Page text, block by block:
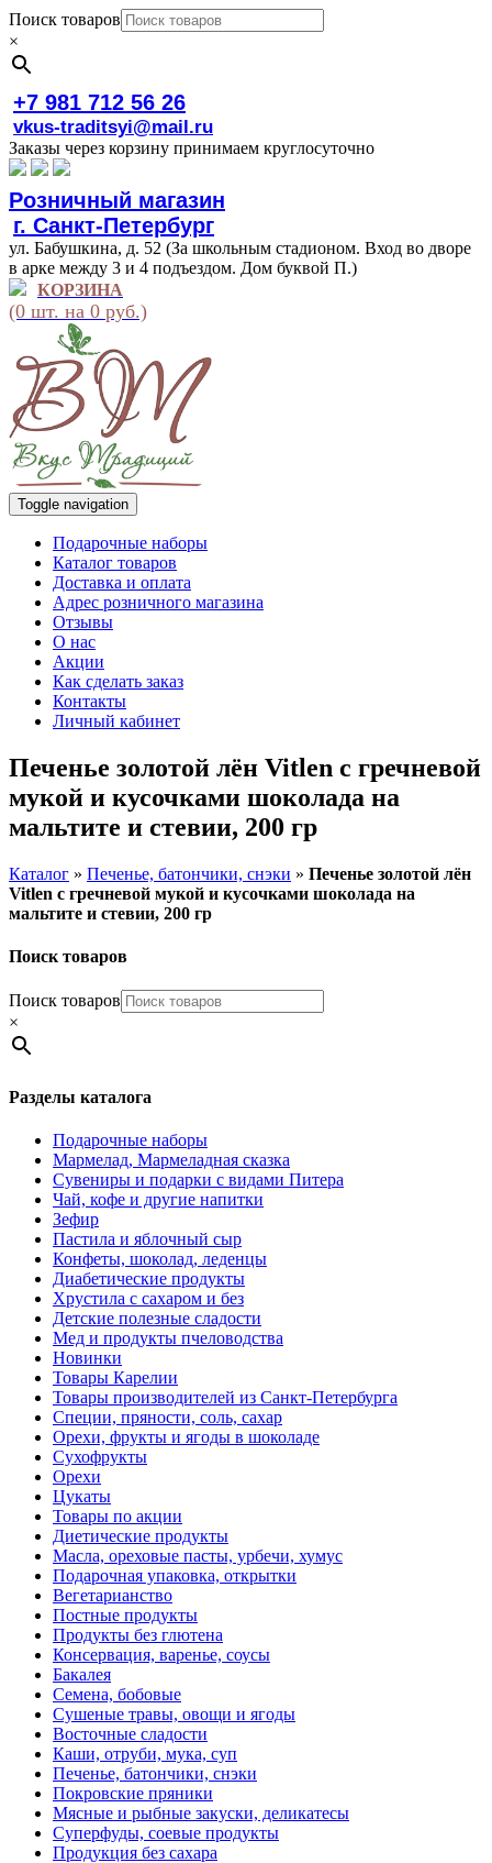
Поиск товаров
×
+7 981 712 56 26
vkus-traditsyi@mail.ru
Заказы через корзину принимаем круглосуточно
Розничный магазин
г. Санкт-Петербург
ул. Бабушкина, д. 52 (За школьным стадионом. Вход во дворе
в арке между 3 и 4 подъездом. Дом буквой П.)
КОРЗИНА
(0 шт. на 0 руб.)
Toggle navigation
Подарочные наборы
Каталог товаров
Доставка и оплата
Адрес розничного магазина
Отзывы
О нас
Акции
Как сделать заказ
Контакты
Личный кабинет
Печенье золотой лён Vitlen с гречневой
мукой и кусочками шоколада на
мальтите и стевии, 200 гр
Каталог » Печенье, батончики, снэки » Печенье золотой лён
Vitlen с гречневой мукой и кусочками шоколада на
мальтите и стевии, 200 гр
Поиск товаров
Поиск товаров
×
Разделы каталога
Подарочные наборы
Мармелад, Мармеладная сказка
Сувениры и подарки с видами Питера
Чай, кофе и другие напитки
Зефир
Пастила и яблочный сыр
Конфеты, шоколад, леденцы
Диабетические продукты
Хрустила с сахаром и без
Детские полезные сладости
Мед и продукты пчеловодства
Новинки
Товары Карелии
Товары производителей из Санкт-Петербурга
Специи, пряности, соль, сахар
Орехи, фрукты и ягоды в шоколаде
Сухофрукты
Орехи
Цукаты
Товары по акции
Диетические продукты
Масла, ореховые пасты, урбечи, хумус
Подарочная упаковка, открытки
Вегетарианство
Постные продукты
Продукты без глютена
Консервация, варенье, соусы
Бакалея
Семена, бобовые
Сушеные травы, овощи и ягоды
Восточные сладости
Каши, отруби, мука, суп
Печенье, батончики, снэки
Покровские пряники
Мясные и рыбные закуски, деликатесы
Суперфуды, соевые продукты
Продукция без сахара